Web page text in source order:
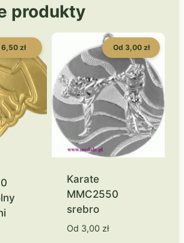
produkty
6,50 zł Od 3,00 zł
Karate
MMC2550
srebro
Od 3,00 zł